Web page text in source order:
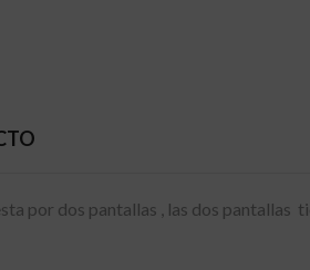
por dos pantallas , las dos